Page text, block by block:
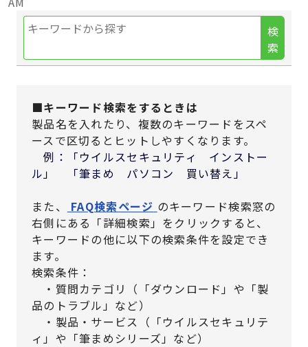
検
索
■キーワード検索をするときは
製品名を入れたり、複数のキーワードをスペ
ースで区切るとヒットしやすくなります。
例：「ウイルスセキュリティ インストー
ル」 「筆まめ パソコン 買い替え」
また、
FAQ検索ページ のキーワード検索窓の
右側にある「詳細検索」をクリックすると、
キーワードの他に以下の検索条件を設定でき
ます。
検索条件：
・質問カテゴリ（「ダウンロード」や「製
品のトラブル」など）
・製品・サービス（「ウイルスセキュリテ
ィ」や「筆まめシリーズ」など）